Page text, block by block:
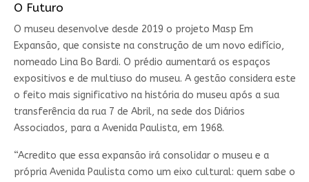
O Futuro
O museu desenvolve desde 2019 o projeto Masp Em
Expansão, que consiste na construção de um novo edifício,
nomeado Lina Bo Bardi. O prédio aumentará os espaços
expositivos e de multiuso do museu. A gestão considera este
o feito mais significativo na história do museu após a sua
transferência da rua 7 de Abril, na sede dos Diários
Associados, para a Avenida Paulista, em 1968.
“Acredito que essa expansão irá consolidar o museu e a
própria Avenida Paulista como um eixo cultural: quem sabe o